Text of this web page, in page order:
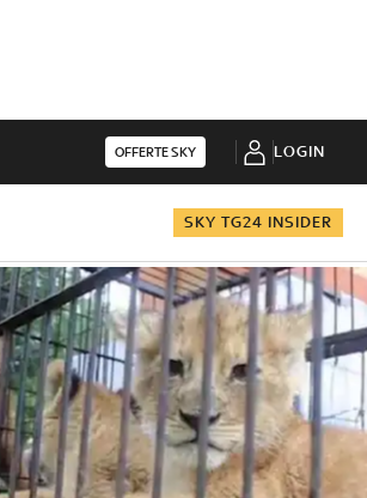
OFFERTE SKY LOGIN
SKY TG24 INSIDER